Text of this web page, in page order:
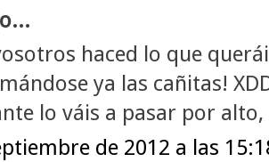
haced lo que
ya las cañitas!
lo váis a pasar por alto,
de 2012 a las